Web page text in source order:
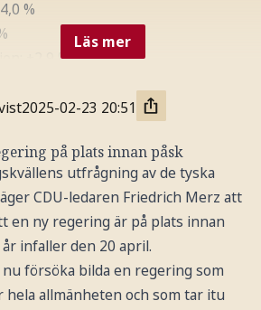
%
+2,9 %
Läs mer
2025-02-23 20:51
på plats innan påsk
utfrågning av de tyska
CDU-ledaren Friedrich Merz att
en ny regering är på plats innan
infaller den 20 april.
nu försöka bilda en regering som
allmänheten och som tar itu